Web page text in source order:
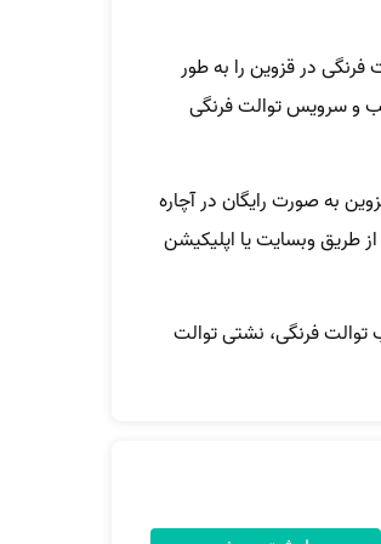
در قزوین را به طور
و سرویس توالت فرنگی
به صورت رایگان در آچاره
طریق وبسایت یا اپلیکیشن
فرنگی، نشتی توالت